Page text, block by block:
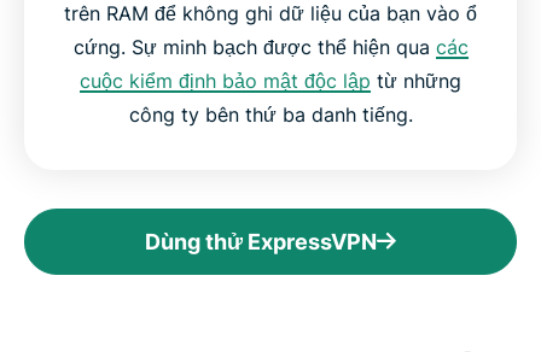
trên RAM để không ghi dữ liệu của bạn vào ổ
cứng. Sự minh bạch được thể hiện qua các
cuộc kiểm định bảo mật độc lập từ những
công ty bên thứ ba danh tiếng.
Dùng thử ExpressVPN